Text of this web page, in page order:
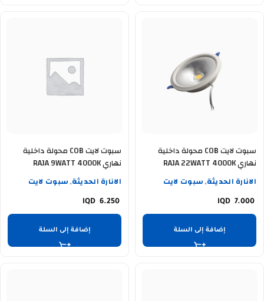
سبوت لايت COB محولة داخلية
نهاري RAJA 22WATT 4000K
الانارة الحديثة, سبوت لايت
7.000
إضافة إلى السلة
سبوت لايت COB محولة داخلية
نهاري RAJA 9WATT 4000K
الانارة الحديثة, سبوت لايت
6.250
إضافة إلى السلة